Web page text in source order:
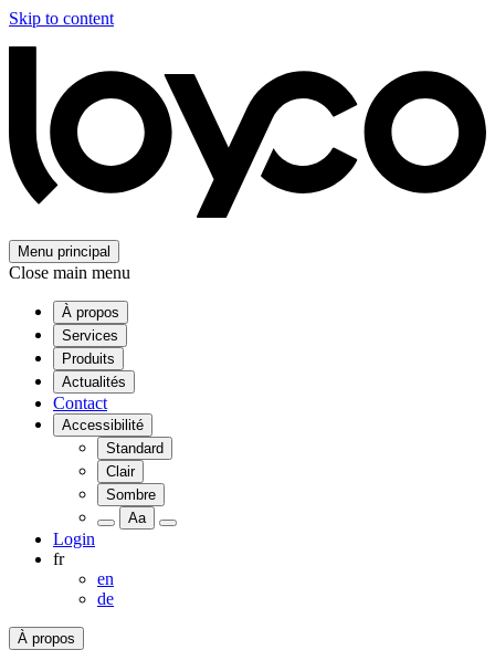
Skip to content
Menu principal
Close main menu
À propos
Services
Produits
Actualités
Contact
Accessibilité
Standard
Clair
Sombre
Aa
Login
fr
en
de
À propos